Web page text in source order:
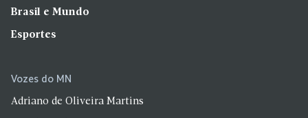
Brasil e Mundo
Esportes
Vozes do MN
Adriano de Oliveira Martins